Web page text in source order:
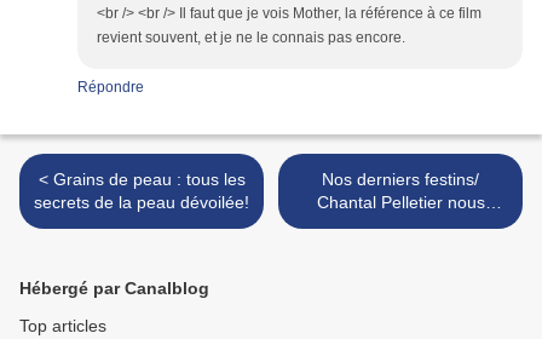
<br /> <br /> Il faut que je vois Mother, la référence à ce film
revient souvent, et je ne le connais pas encore.
Répondre
< Grains de peau : tous les
secrets de la peau dévoilée!
Nos derniers festins/
Chantal Pelletier nous
régale ! >
Hébergé par Canalblog
Top articles